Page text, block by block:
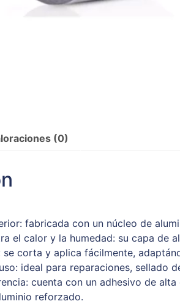
(0)
fabricada con un núcleo de
el calor y la humedad: su capa de
se corta y aplica fácilmente,
ideal para reparaciones, sellado
cuenta con un adhesivo de
reforzado.